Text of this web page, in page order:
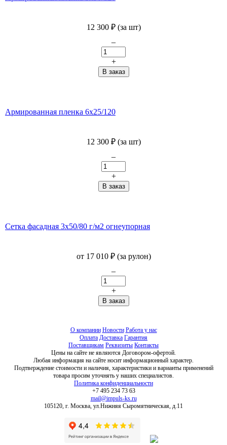
12 300 ₽ (за шт)
–
+
Армированная пленка 6х25/120
12 300 ₽ (за шт)
–
+
Сетка фасадная 3х50/80 г/м2 огнеупорная
от17 010 ₽ (за рулон)
–
+
О компании Новости Работа у нас
Оплата Доставка Гарантия
Поставщикам Реквизиты Контакты
Цены на сайте не являются Договором-офертой.
Любая информация на сайте носит информационный характер.
Подтверждение стоимости и наличия, характеристики и варианты применений
товара просим уточнять у наших специалистов.
Политика конфиденциальности
+7 495 234 73 63
mail@impuls-ks.ru
105120, г. Москва, ул.Нижняя Сыромятническая, д.11